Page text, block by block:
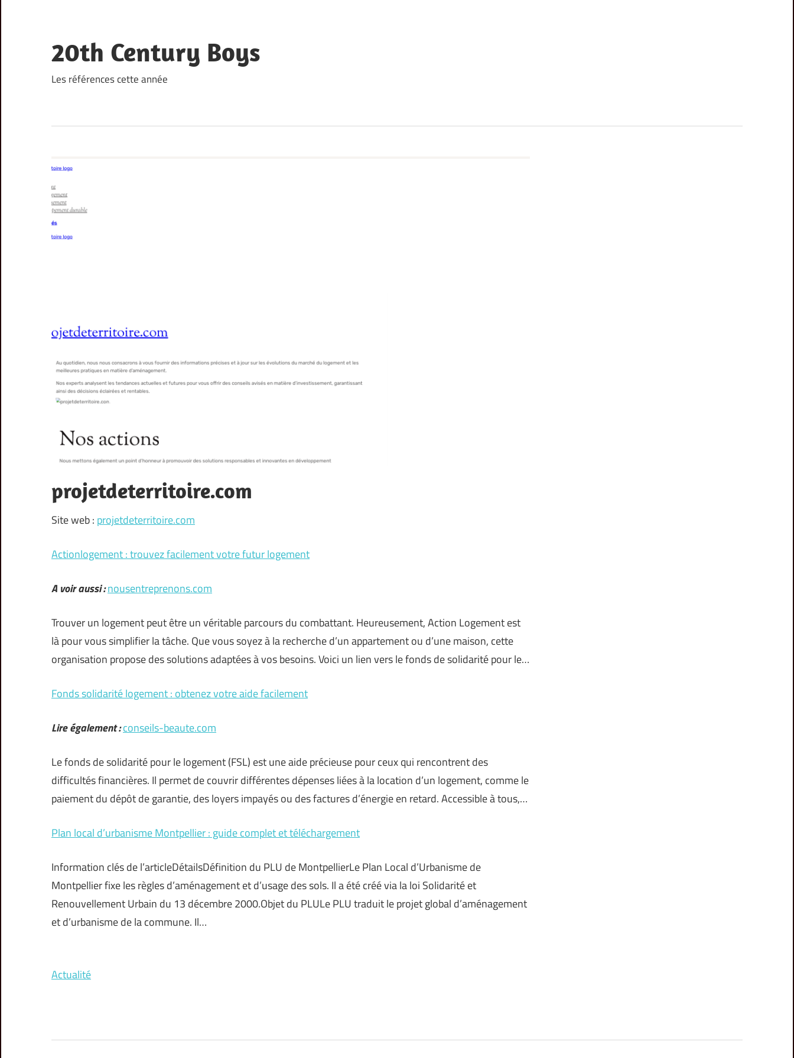
content
20th Century Boys
Les références cette année
projetdeterritoire.com
Site web : projetdeterritoire.com
Actionlogement : trouvez facilement votre futur logement
A voir aussi :nousentreprenons.com
Trouver un logement peut être un véritable parcours du combattant. Heureusement, Action Logement est
là pour vous simplifier la tâche. Que vous soyez à la recherche d’un appartement ou d’une maison, cette
organisation propose des solutions adaptées à vos besoins. Voici un lien vers le fonds de solidarité pour le…
Fonds solidarité logement : obtenez votre aide facilement
Lire également :conseils-beaute.com
Le fonds de solidarité pour le logement (FSL) est une aide précieuse pour ceux qui rencontrent des
difficultés financières. Il permet de couvrir différentes dépenses liées à la location d’un logement, comme le
paiement du dépôt de garantie, des loyers impayés ou des factures d’énergie en retard. Accessible à tous,…
Plan local d’urbanisme Montpellier : guide complet et téléchargement
Information clés de l’articleDétailsDéfinition du PLU de MontpellierLe Plan Local d’Urbanisme de
Montpellier fixe les règles d’aménagement et d’usage des sols. Il a été créé via la loi Solidarité et
Renouvellement Urbain du 13 décembre 2000.Objet du PLULe PLU traduit le projet global d’aménagement
et d’urbanisme de la commune. Il…
Actualité